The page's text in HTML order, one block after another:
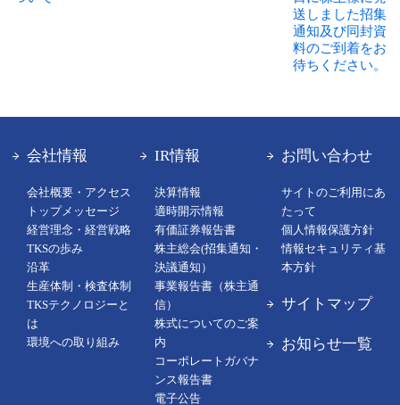
送しました招集
通知及び同封資
料のご到着をお
待ちください。
会社情報
会社概要・アクセス
トップメッセージ
経営理念・経営戦略
TKSの歩み
沿革
生産体制・検査体制
TKSテクノロジーと
は
環境への取り組み
IR情報
決算情報
適時開示情報
有価証券報告書
株主総会(招集通知・
決議通知）
事業報告書（株主通
信）
株式についてのご案
内
コーポレートガバナ
ンス報告書
電子公告
お問い合わせ
サイトのご利用にあ
たって
個人情報保護方針
情報セキュリティ基
本方針
サイトマップ
お知らせ一覧